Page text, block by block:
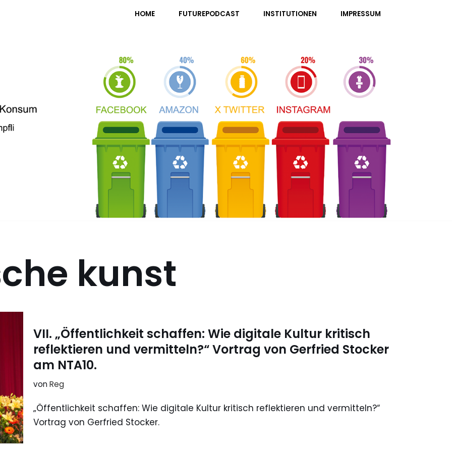
HOME FUTUREPODCAST INSTITUTIONEN IMPRESSUM
kunst
VII. „Öffentlichkeit schaffen: Wie digitale Kultur kritisch
reflektieren und vermitteln?“ Vortrag von Gerfried Stocker
am NTA10.
vonReg
„Öffentlichkeit schaffen: Wie digitale Kultur kritisch reflektieren und vermitteln?“
Vortrag von Gerfried Stocker.